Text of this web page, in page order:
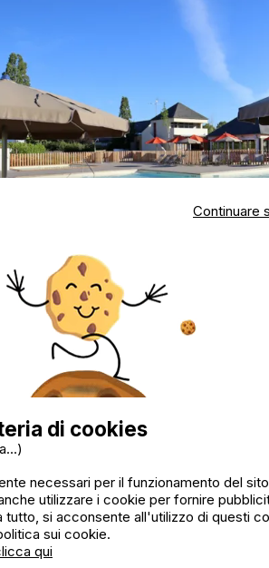
Continuare
di cookies
necessari per il funzionamento del
utilizzare i cookie per fornire
si acconsente all'utilizzo di questi
sui cookie.
qui